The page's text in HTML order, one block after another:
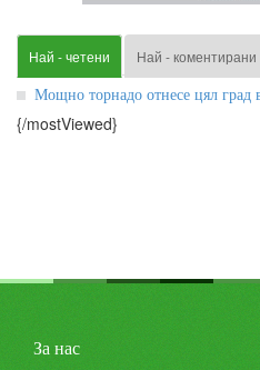
Най - четени Най - коментирани
Мощно торнадо отнесе цял град
{/mostViewed}
За нас